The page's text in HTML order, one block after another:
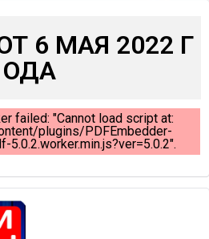
6 МАЯ 2022 Г
ОДА
failed: "Cannot load script at:
plugins/PDFEmbedder-